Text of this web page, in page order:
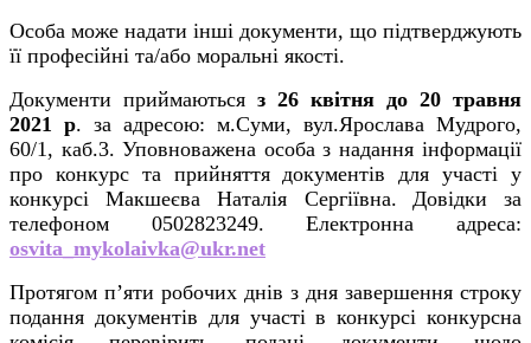
Особа може надати інші документи, що підтверджують
її професійні та/або моральні якості.
Документи приймаються з 26 квітня до 20 травня
2021 р. за адресою: м.Суми, вул.Ярослава Мудрого,
60/1, каб.3. Уповноважена особа з надання інформації
про конкурс та прийняття документів для участі у
конкурсі Макшеєва Наталія Сергіївна.
Довідки за
телефоном 0502823249. Електронна адреса:
osvita_mykolaivka@ukr.net
Протягом п’яти робочих днів з дня завершення строку
подання документів для участі в конкурсі конкурсна